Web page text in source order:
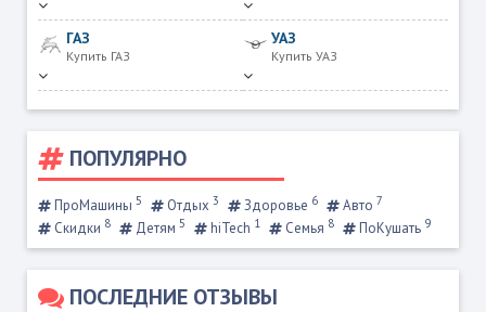
ГАЗ
Купить ГАЗ
УАЗ
Купить УАЗ
ПОПУЛЯРНО
ПроМашины 5 Отдых 3 Здоровье 6 Авто 7
Скидки 8 Детям 5 hiTech 1 Семья 8 ПоКушать 9
ПОСЛЕДНИЕ ОТЗЫВЫ